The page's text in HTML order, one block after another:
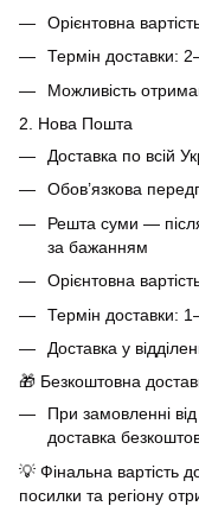
Орієнтовна
Термін доставки:
Можливість
2. Нова Пошта
Доставка по всій
Обов’язкова
Решта суми —
за бажанням
Орієнтовна
Термін доставки:
Доставка у
🎁 Безкоштовна
При замовленні
доставка
💡 Фінальна вартість
посилки та регіону